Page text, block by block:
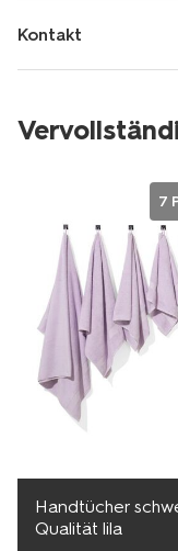
Kontakt
7
Handtücher
Qualität lila